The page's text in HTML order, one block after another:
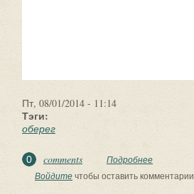
Пт, 08/01/2014 - 11:14
Тэги:
оберег
0 comments Подробнее
Войдитечтобы оставить комментарии